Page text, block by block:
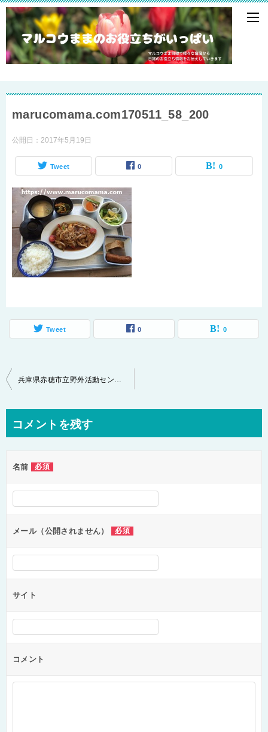
marucomama.com170511_58_200
公開日： 2017年5月19日
Tweet 0 0
Tweet 0 0
投
ビ
ー
シ
ン
コメントを残す
名前 必須
メール（公開されません） 必須
サイト
コメント